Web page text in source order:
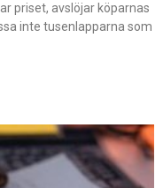
priset, avslöjar köparnas
inte tusenlapparna som